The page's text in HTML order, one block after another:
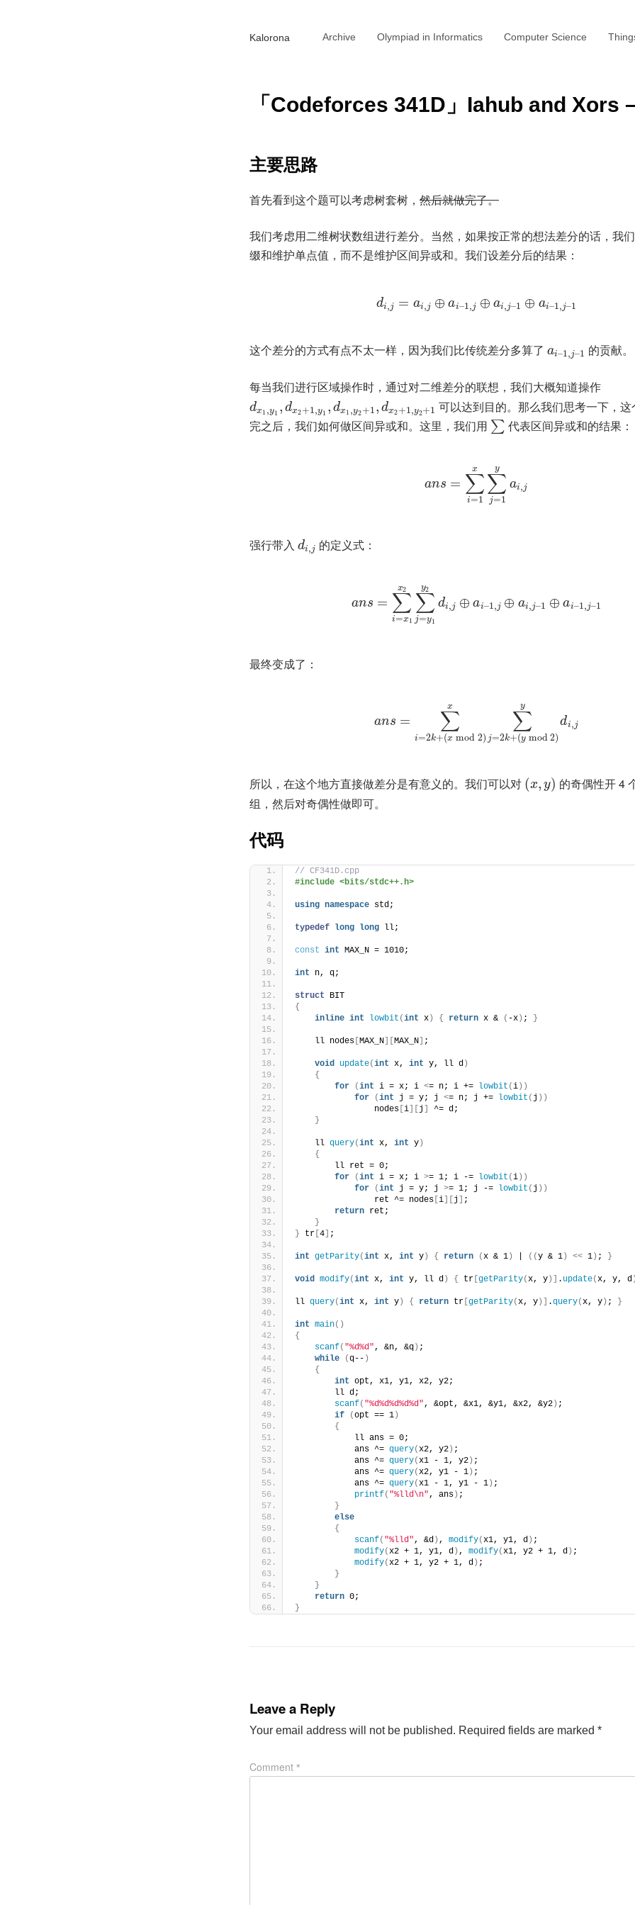
Kalorona Archive Olympiad in Informatics Computer Science
「Codeforces 341D」Iahub and Xors
主要思路
首先看到这个题可以考虑树套树， 然后就做完了。
我们考虑用二维树状数组进行差分。当然，如果按正常的想法差分的话，我
缀和维护单点值，而不是维护区间异或和。我们设差分后的结果：
di,j = ai,j ⊕ ai–1,j ⊕ ai,j–1 ⊕ ai–1,j–1
这个差分的方式有点不太一样，因为我们比传统差分多算了 ai–1,j–1 的贡献。
每当我们进行区域操作时，通过对二维差分的联想，我们大概知道操作
dx1 ,y1 , dx2+1,y1 , dx1 ,y2+1, dx2+1,y2+1 可以达到目的。那么我们思考一下，
完之后，我们如何做区间异或和。这里，我们用 ∑ 代表区间异或和的结果：
ans = ∑
i=1
x ∑
j=1
y
ai,j
强行带入 di,j 的定义式：
ans = ∑
i=x1
x2 ∑
j=y1
y2
di,j ⊕ ai–1,j ⊕ ai,j–1 ⊕ ai–1,j–1
最终变成了：
ans = ∑
i=2k+(x mod 2)
x ∑
j=2k+(y mod 2)
y
di,j
所以，在这个地方直接做差分是有意义的。我们可以对 (x, y) 的奇偶性开 4
组，然后对奇偶性做即可。
代码
// CF341D.cpp
#include <bits/stdc++.h>
using namespace std;
typedef long long ll;
const int MAX_N = 1010;
int n, q;
struct BIT
{
inline int lowbit (int x ) { return x & ( -x ) ; }
    ll nodes
MAX_N MAX_N ;
void update(int x, int y, ll d )
{
for
(int i = x; i <= n; i += lowbit (i ))
for
(int j = y; j <= n; j += lowbit ( j ))
                nodes
i j
^= d;
}
    ll
query(int x, int y )
{
        ll ret = 0;
for
(int i = x; i >= 1; i -= lowbit (i ))
for
(int j = y; j >= 1; j -= lowbit ( j ))
                ret ^= nodes
i j
;
return ret;
}
} tr 4 ;
int getParity(int x, int y ) { return (x & 1 ) ((y & 1 ) << 1 ) ; }
void modify(int x, int y, ll d ) { tr getParity(x, y )] . update(x, y, d )
ll query(int x, int y ) { return tr getParity(x, y )] .query(x, y ) ; }
int main()
{
scanf( "%d%d", &n, &q ) ;
while
(q-- )
{
int opt, x1, y1, x2, y2;
        ll d;
scanf( "%d%d%d%d%d", &opt, &x1, &y1, &x2, &y2 ) ;
if
(opt == 1 )
{
            ll ans = 0;
            ans ^=
query(x2, y2 ) ;
            ans ^=
query(x1 - 1, y2 ) ;
            ans ^=
query(x2, y1 - 1 ) ;
            ans ^=
query(x1 - 1, y1 - 1 ) ;
printf( "%lld\n", ans ) ;
}
else
{
scanf( "%lld", &d ) , modify(x1, y1, d ) ;
modify(x2 + 1, y1, d ) , modify(x1, y2 + 1, d ) ;
modify(x2 + 1, y2 + 1, d ) ;
}
}
return 0;
}
Leave a Reply
Your email address will not be published. Required fields are marked *
Comment *